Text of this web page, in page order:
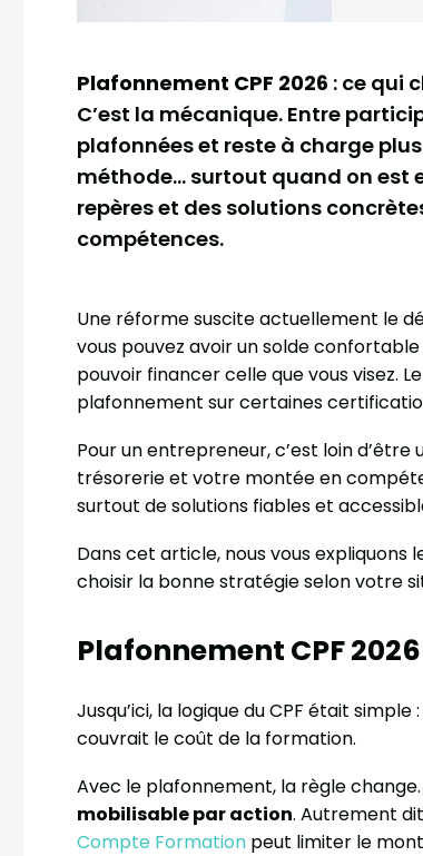
Plafonnement CPF 2026 : ce qui
C’est la mécanique. Entre
plafonnées et reste à charge
méthode… surtout quand on est
repères et des solutions
compétences.
Une réforme suscite actuellement le
vous pouvez avoir un solde
pouvoir financer celle que vous visez.
plafonnement sur certaines
Pour un entrepreneur, c’est loin
trésorerie et votre montée en
surtout de solutions fiables et
Dans cet article, nous vous expliquons
choisir la bonne stratégie selon votre
Plafonnement CPF
Jusqu’ici, la logique du CPF était
couvrait le coût de la formation.
Avec le plafonnement, la règle
mobilisable par action. Autrement
Compte Formation peut limiter le